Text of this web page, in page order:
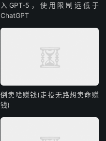
入GPT-5，使用限制远低于
ChatGPT
倒卖啥赚钱(走投无路想卖命赚
钱)